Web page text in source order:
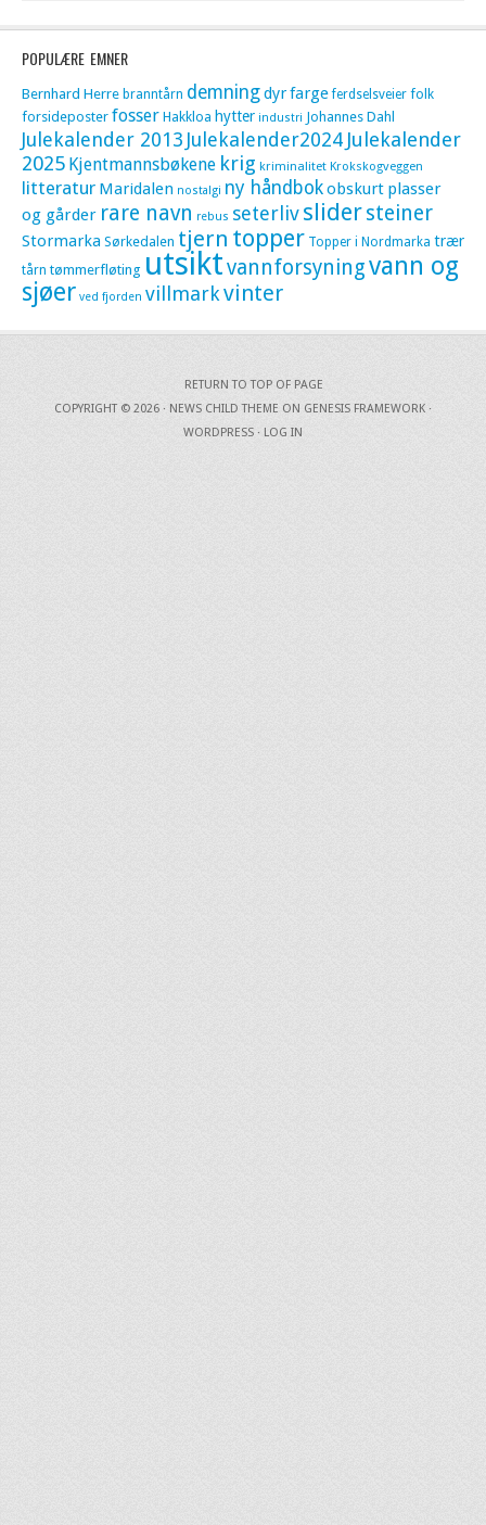
POPULÆRE EMNER
Bernhard Herre branntårn demningdyrfarge ferdselsveier folk
forsideposter fosser Hakkloa hytter industri Johannes Dahl
Julekalender 2013 Julekalender2024 Julekalender
2025 Kjentmannsbøkene krig kriminalitet Krokskogveggen
litteratur Maridalen nostalgi ny håndbokobskurt plasser
og gårder rare navn rebus seterlivslidersteiner
Stormarka Sørkedalen tjern topper Topper i Nordmarka trær
tårn tømmerfløting utsiktvannforsyningvann og
sjøer ved fjorden villmarkvinter
RETURN TO TOP OF PAGE
COPYRIGHT © 2026 · NEWS CHILD THEME ON GENESIS FRAMEWORK ·
WORDPRESS · LOG IN